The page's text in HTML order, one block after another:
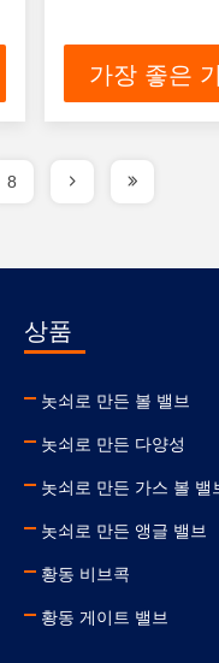
가장 좋은
8
상품
놋쇠로 만든 볼 밸브
놋쇠로 만든 다양성
놋쇠로 만든 가스 볼 밸
놋쇠로 만든 앵글 밸브
황동 비브콕
황동 게이트 밸브